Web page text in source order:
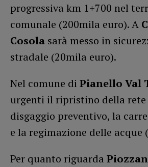
progressiva km 1+700 nel
comunale (200mila euro). A
Cosola sarà messo in
stradale (20mila euro).
Nel comune di Pianello Val
urgenti il ripristino della rete
disgaggio preventivo, la
e la regimazione delle acque
Per quanto riguarda